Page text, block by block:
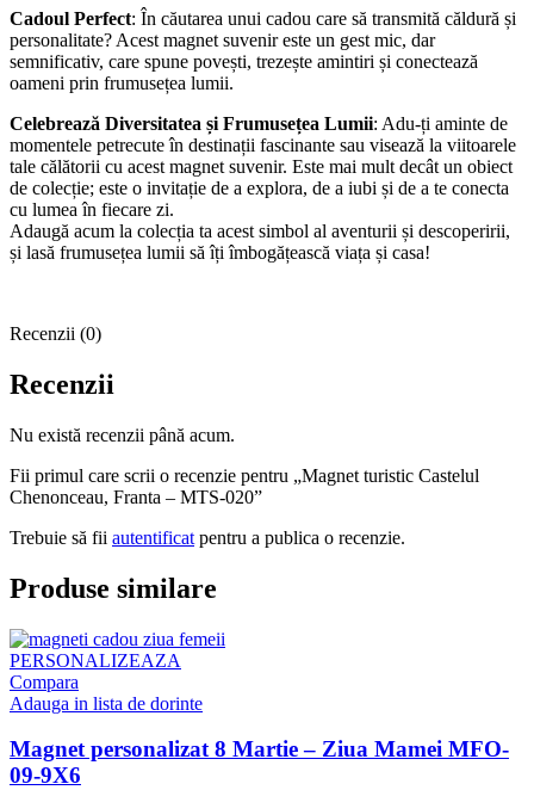
Cadoul Perfect: În căutarea unui cadou care să transmită căldură și
personalitate? Acest magnet suvenir este un gest mic, dar
semnificativ, care spune povești, trezește amintiri și conectează
oameni prin frumusețea lumii.
Celebrează Diversitatea și Frumusețea Lumii: Adu-ți aminte de
momentele petrecute în destinații fascinante sau visează la viitoarele
tale călătorii cu acest magnet suvenir. Este mai mult decât un obiect
de colecție; este o invitație de a explora, de a iubi și de a te conecta
cu lumea în fiecare zi.
Adaugă acum la colecția ta acest simbol al aventurii și descoperirii,
și lasă frumusețea lumii să îți îmbogățească viața și casa!
Recenzii (0)
Recenzii
Nu există recenzii până acum.
Fii primul care scrii o recenzie pentru „Magnet turistic Castelul
Chenonceau, Franta – MTS-020”
Trebuie să fii autentificat pentru a publica o recenzie.
Produse similare
PERSONALIZEAZA
Compara
Adauga in lista de dorinte
Magnet personalizat 8 Martie – Ziua Mamei MFO-
09-9X6